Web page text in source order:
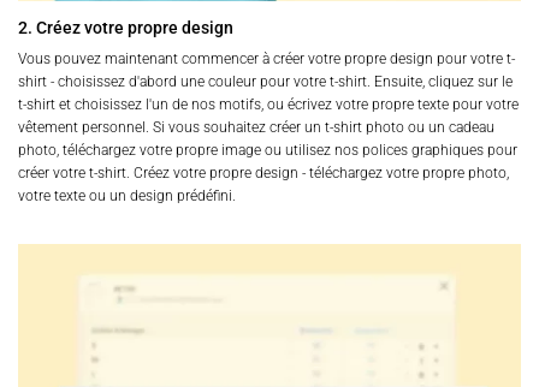
2. Créez votre propre design
Vous pouvez maintenant commencer à créer votre propre design pour votre t-
shirt - choisissez d'abord une couleur pour votre t-shirt. Ensuite, cliquez sur le
t-shirt et choisissez l'un de nos motifs, ou écrivez votre propre texte pour votre
vêtement personnel. Si vous souhaitez créer un t-shirt photo ou un cadeau
photo, téléchargez votre propre image ou utilisez nos polices graphiques pour
créer votre t-shirt. Créez votre propre design - téléchargez votre propre photo,
votre texte ou un design prédéfini.